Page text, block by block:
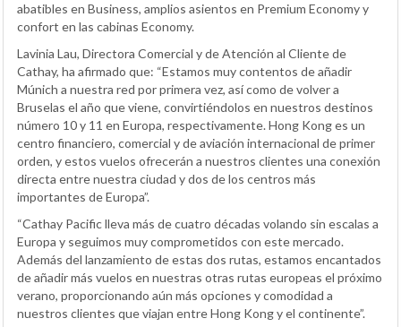
abatibles en Business, amplios asientos en Premium Economy y
confort en las cabinas Economy.
Lavinia Lau, Directora Comercial y de Atención al Cliente de
Cathay, ha afirmado que: “Estamos muy contentos de añadir
Múnich a nuestra red por primera vez, así como de volver a
Bruselas el año que viene, convirtiéndolos en nuestros destinos
número 10 y 11 en Europa, respectivamente. Hong Kong es un
centro financiero, comercial y de aviación internacional de primer
orden, y estos vuelos ofrecerán a nuestros clientes una conexión
directa entre nuestra ciudad y dos de los centros más
importantes de Europa”.
“Cathay Pacific lleva más de cuatro décadas volando sin escalas a
Europa y seguimos muy comprometidos con este mercado.
Además del lanzamiento de estas dos rutas, estamos encantados
de añadir más vuelos en nuestras otras rutas europeas el próximo
verano, proporcionando aún más opciones y comodidad a
nuestros clientes que viajan entre Hong Kong y el continente”.